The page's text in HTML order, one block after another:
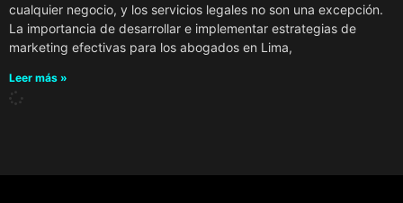
cualquier negocio, y los servicios legales no son una excepción.
La importancia de desarrollar e implementar estrategias de
marketing efectivas para los abogados en Lima,
Leer más »